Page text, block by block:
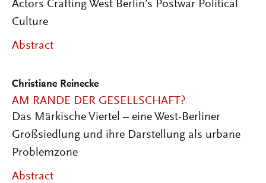
Actors Crafting West Berlin’s Postwar Political
Culture
Abstract
Christiane Reinecke
AM RANDE DER GESELLSCHAFT?
Das Märkische Viertel – eine West-Berliner
Großsiedlung und ihre Darstellung als urbane
Problemzone
Abstract